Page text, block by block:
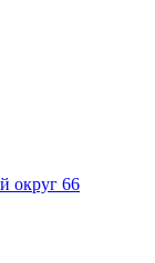
округ 66